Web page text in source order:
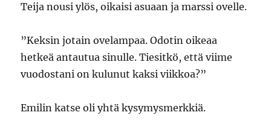
Teija nousi ylös, oikaisi asuaan ja marssi ovelle.
”Keksin jotain ovelampaa. Odotin oikeaa
hetkeä antautua sinulle. Tiesitkö, että viime
vuodostani on kulunut kaksi viikkoa?”
Emilin katse oli yhtä kysymysmerkkiä.